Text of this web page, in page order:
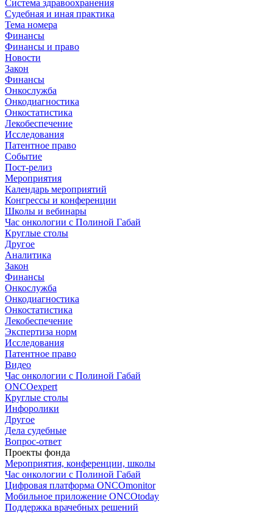
Система здравоохранения
Судебная и иная практика
Тема номера
Финансы
Финансы и право
Новости
Закон
Финансы
Онкослужба
Онкодиагностика
Онкостатистика
Лекобеспечение
Исследования
Патентное право
Событие
Пост-релиз
Мероприятия
Календарь мероприятий
Конгрессы и конференции
Школы и вебинары
Час онкологии с Полиной Габай
Круглые столы
Другое
Аналитика
Закон
Финансы
Онкослужба
Онкодиагностика
Онкостатистика
Лекобеспечение
Экспертиза норм
Исследования
Патентное право
Видео
Час онкологии с Полиной Габай
ONCOexpert
Круглые столы
Инфоролики
Другое
Дела судебные
Вопрос-ответ
Проекты фонда
Мероприятия, конференции, школы
Час онкологии с Полиной Габай
Цифровая платформа ONCOmonitor
Мобильное приложение ONCOtoday
Поддержка врачебных решений